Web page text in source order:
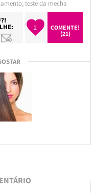
,teste da mecha
2
COMENTE!
(21)